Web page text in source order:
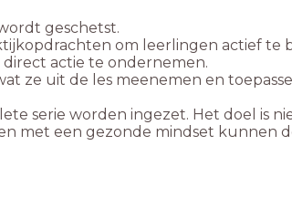
geschetst.
om leerlingen actief te
actie te ondernemen.
ze uit de les meenemen en
serie worden ingezet. Het doel is
met een gezonde mindset kunnen